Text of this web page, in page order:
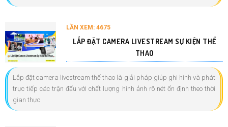
LẦN XEM: 4675
LẮP ĐẶT CAMERA LIVESTREAM SỰ KIỆN THỂ
THAO
Lắp đặt camera livestream thể thao là giải pháp giúp ghi hình và phát
trực tiếp các trận đấu với chất lượng hình ảnh rõ nét ổn định theo thời
gian thực